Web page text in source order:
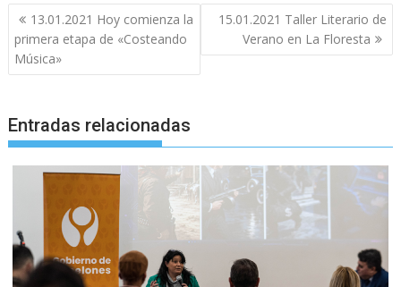
Navegación
de
entradas
13.01.2021 Hoy comienza la
primera etapa de «Costeando
Música»
15.01.2021 Taller Literario de
Verano en La Floresta
Entradas relacionadas